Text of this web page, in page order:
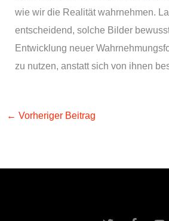
wie wir die Realität wahrnehmen.
entscheidend, solche Bilder
Entwicklung neuer
zu nutzen, anstatt sich von ihnen
← Vorheriger Beitrag